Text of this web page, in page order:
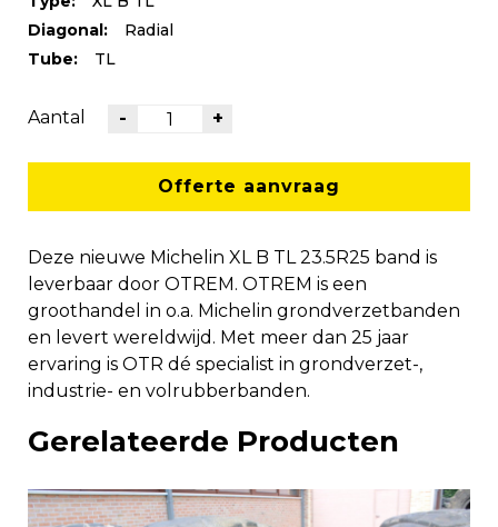
Diagonal:
Radial
Tube:
TL
Aantal - +
Offerte aanvraag
Deze nieuwe Michelin XL B TL 23.5R25 band is
leverbaar door OTREM. OTREM is een
groothandel in o.a. Michelin grondverzetbanden
en levert wereldwijd. Met meer dan 25 jaar
ervaring is OTR dé specialist in grondverzet-,
industrie- en volrubberbanden.
Gerelateerde Producten